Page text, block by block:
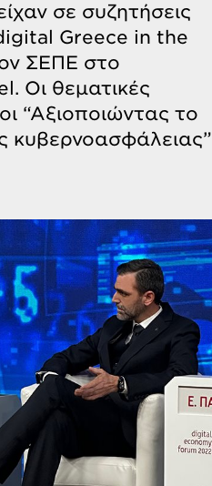
σε συζητήσεις
Greece in the
ΣΕΠΕ στο
Οι θεματικές
“Αξιοποιώντας το
κυβερνοασφάλειας”